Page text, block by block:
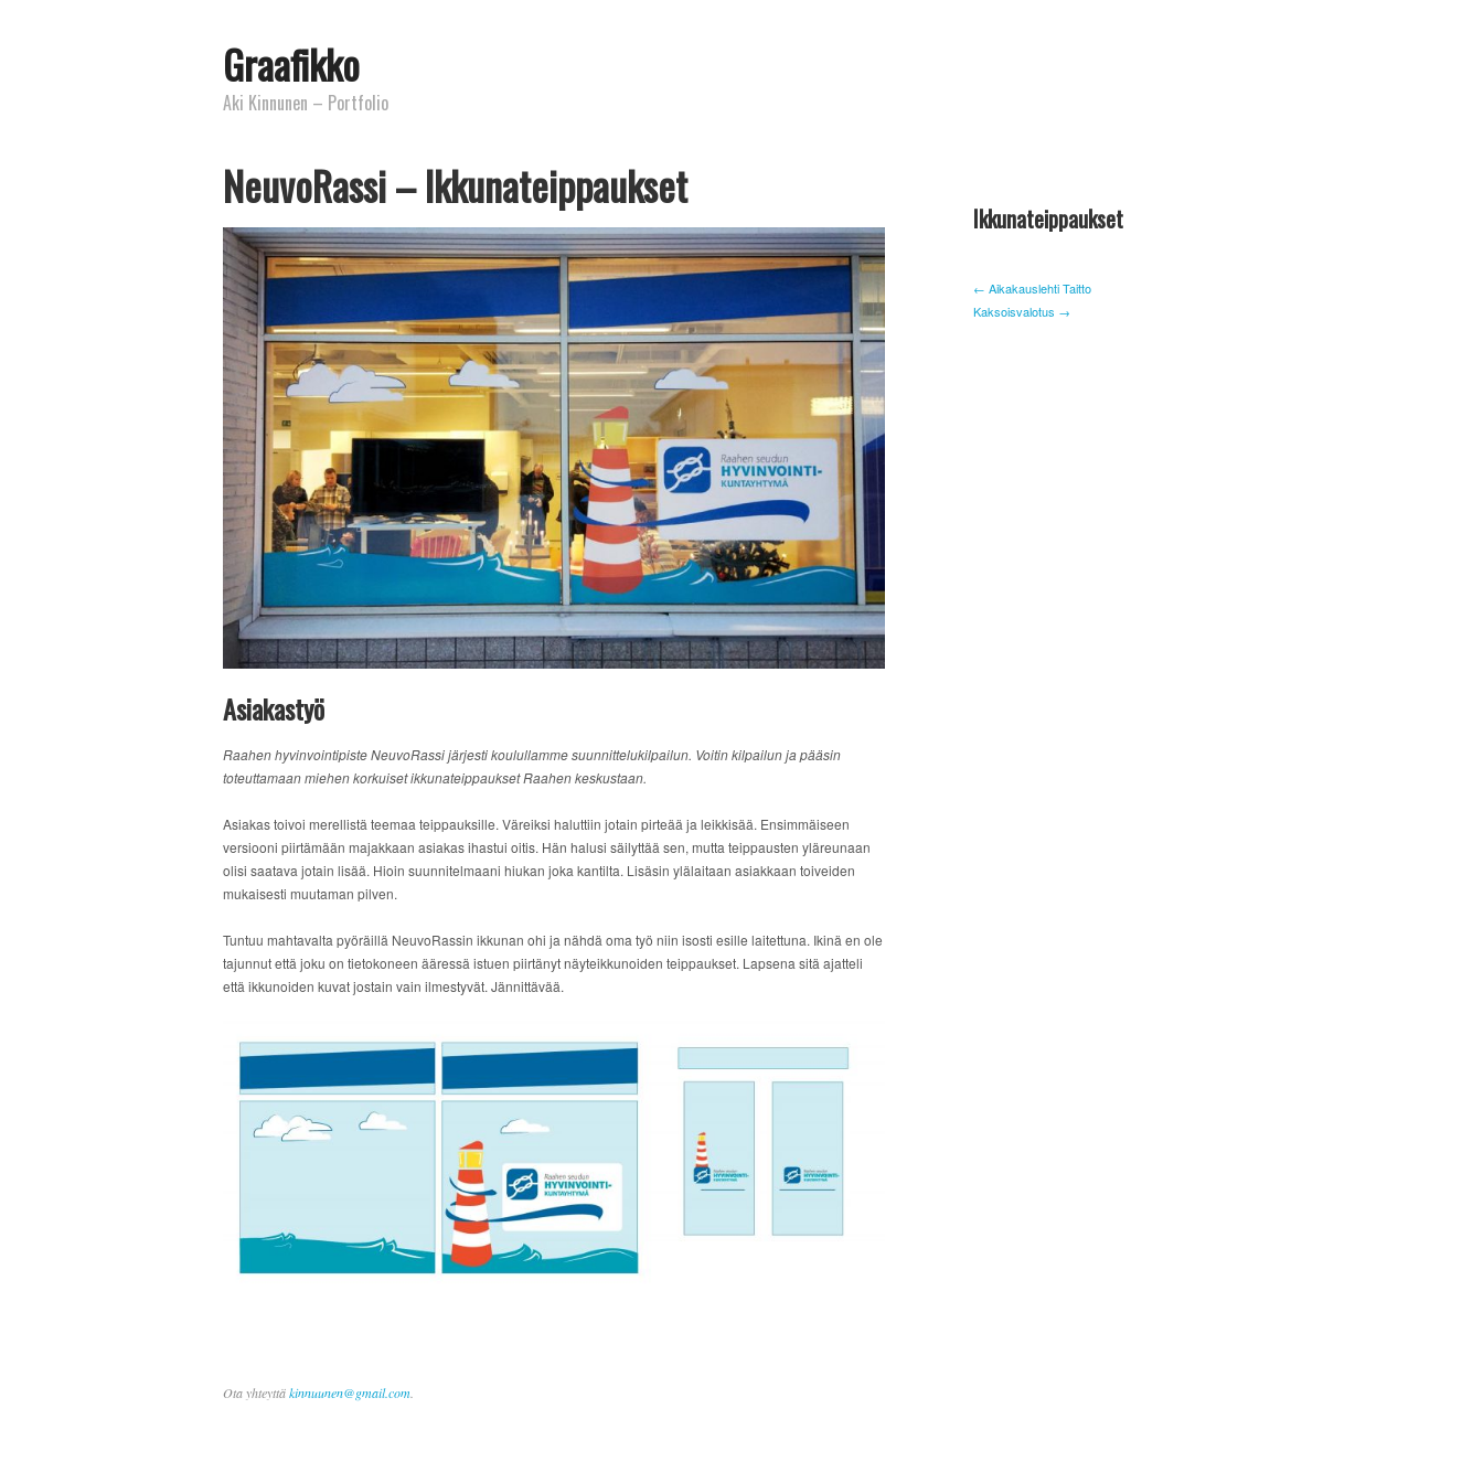
Graafikko
Aki Kinnunen – Portfolio
Ikkunateippaukset
← Aikakauslehti Taitto
Kaksoisvalotus →
NeuvoRassi – Ikkunateippaukset
Asiakastyö
Raahen hyvinvointipiste NeuvoRassi järjesti koulullamme suunnittelukilpailun. Voitin kilpailun ja pääsin
toteuttamaan miehen korkuiset ikkunateippaukset Raahen keskustaan.
Asiakas toivoi merellistä teemaa teippauksille. Väreiksi haluttiin jotain pirteää ja leikkisää. Ensimmäiseen
versiooni piirtämään majakkaan asiakas ihastui oitis. Hän halusi säilyttää sen, mutta teippausten yläreunaan
olisi saatava jotain lisää. Hioin suunnitelmaani hiukan joka kantilta. Lisäsin ylälaitaan asiakkaan toiveiden
mukaisesti muutaman pilven.
Tuntuu mahtavalta pyöräillä NeuvoRassin ikkunan ohi ja nähdä oma työ niin isosti esille laitettuna. Ikinä en ole
tajunnut että joku on tietokoneen ääressä istuen piirtänyt näyteikkunoiden teippaukset. Lapsena sitä ajatteli
että ikkunoiden kuvat jostain vain ilmestyvät. Jännittävää.
Ota yhteyttäkinnuunen@gmail.com